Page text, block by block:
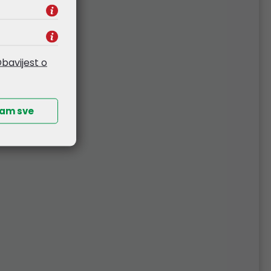
Mikrotik quickMOUNT PRO
o
sve